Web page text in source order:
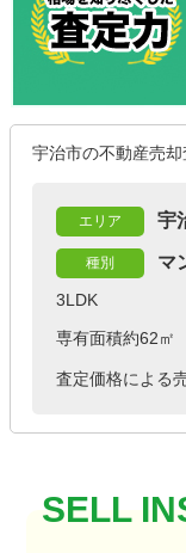
宇治市の不動産売却
エリア 宇
種別 マ
3LDK
専有面積約62㎡
査定価格による